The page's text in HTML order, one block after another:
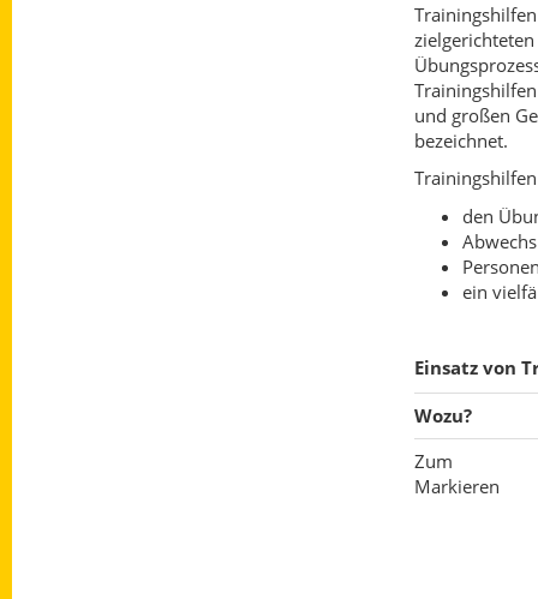
und großen
bezeichnet.
den
ein
Einsatz von
Wozu?
Zum
Markieren